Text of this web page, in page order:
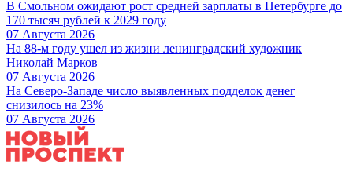
В Смольном ожидают рост средней зарплаты в Петербурге до
170 тысяч рублей к 2029 году
07 Августа 2026
На 88-м году ушел из жизни ленинградский художник
Николай Марков
07 Августа 2026
На Северо-Западе число выявленных подделок денег
снизилось на 23%
07 Августа 2026